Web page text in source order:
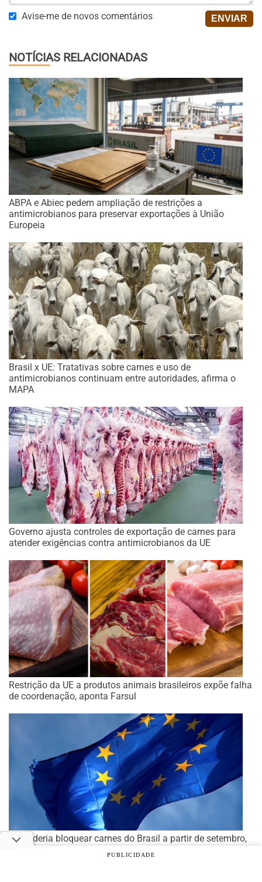
Avise-me de novos comentários
NOTÍCIAS RELACIONADAS
ABPA e Abiec pedem ampliação de restrições a
antimicrobianos para preservar exportações à União
Europeia
Brasil x UE: Tratativas sobre carnes e uso de
antimicrobianos continuam entre autoridades, afirma o
MAPA
Governo ajusta controles de exportação de carnes para
atender exigências contra antimicrobianos da UE
Restrição da UE a produtos animais brasileiros expõe falha
de coordenação, aponta Farsul
UE poderia bloquear carnes do Brasil a partir de setembro,
no caso de descumprimento de regra
PUBLICIDADE